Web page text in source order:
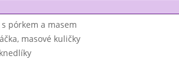
pórkem a masem
masové kuličky